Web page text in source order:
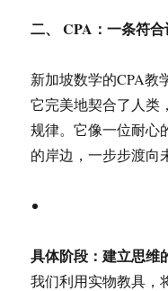
二、 CPA：一条符
新加坡数学的CPA教
它完美地契合了人类
规律。它像一位耐心
的岸边，一步步渡向
具体阶段：建立思维
我们利用实物教具，